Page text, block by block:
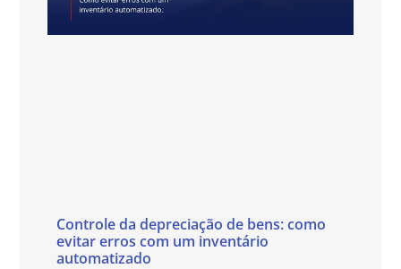
Controle da depreciação de bens: como
evitar erros com um inventário
automatizado